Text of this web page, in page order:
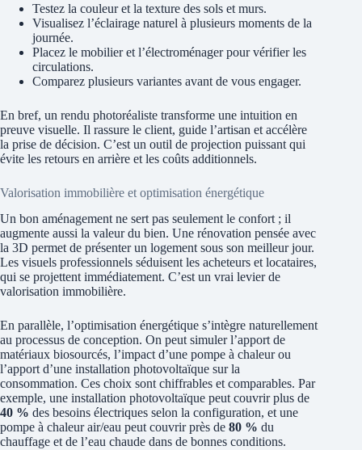
Testez la couleur et la texture des sols et murs.
Visualisez l’éclairage naturel à plusieurs moments de la
journée.
Placez le mobilier et l’électroménager pour vérifier les
circulations.
Comparez plusieurs variantes avant de vous engager.
En bref, un rendu photoréaliste transforme une intuition en
preuve visuelle. Il rassure le client, guide l’artisan et accélère
la prise de décision. C’est un outil de projection puissant qui
évite les retours en arrière et les coûts additionnels.
Valorisation immobilière et optimisation énergétique
Un bon aménagement ne sert pas seulement le confort ; il
augmente aussi la valeur du bien. Une rénovation pensée avec
la 3D permet de présenter un logement sous son meilleur jour.
Les visuels professionnels séduisent les acheteurs et locataires,
qui se projettent immédiatement. C’est un vrai levier de
valorisation immobilière.
En parallèle, l’optimisation énergétique s’intègre naturellement
au processus de conception. On peut simuler l’apport de
matériaux biosourcés, l’impact d’une pompe à chaleur ou
l’apport d’une installation photovoltaïque sur la
consommation. Ces choix sont chiffrables et comparables. Par
exemple, une installation photovoltaïque peut couvrir plus de
40 % des besoins électriques selon la configuration, et une
pompe à chaleur air/eau peut couvrir près de 80 % du
chauffage et de l’eau chaude dans de bonnes conditions.